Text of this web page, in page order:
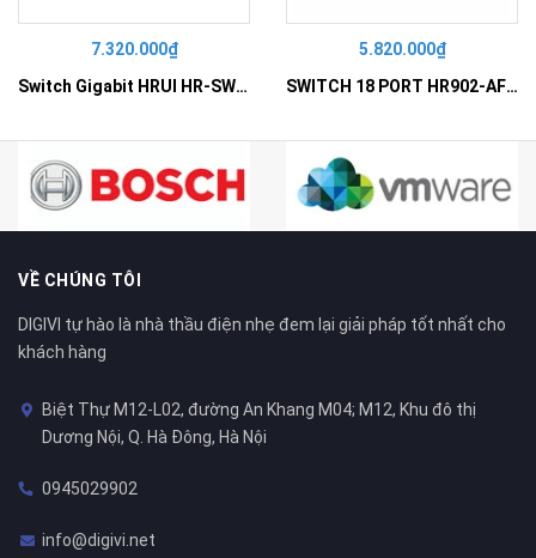
7.320.000₫
Switch Gigabit HRUI HR-SWG10240D
5.820.000₫
SWITCH 18 PORT HR902-AF162G-300 – Switch PoE 16 Cổng
VỀ CHÚNG TÔI
DIGIVI tự hào là nhà thầu điện nhẹ đem lại giải pháp tốt nhất cho
khách hàng
Biệt Thự M12-L02, đường An Khang M04; M12, Khu đô thị
Dương Nội, Q. Hà Đông, Hà Nội
0945029902
info@digivi.net